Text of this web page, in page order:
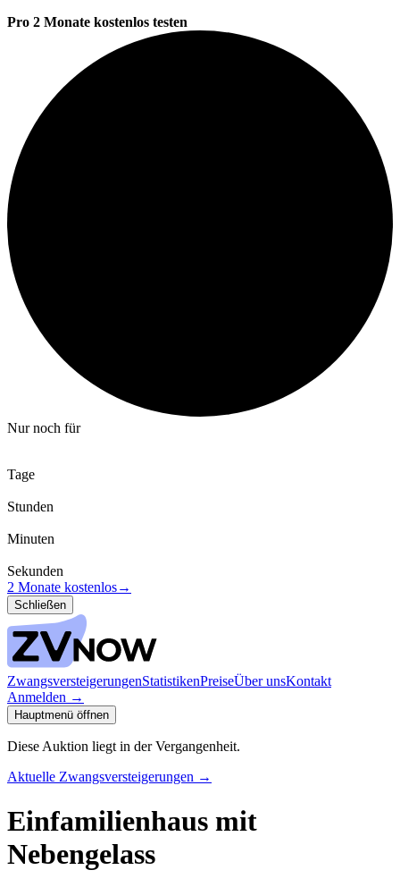
Pro 2 Monate kostenlos testen
Nur noch für
Tage
Stunden
Minuten
Sekunden
2 Monate kostenlos→
Schließen
ZwangsversteigerungenStatistikenPreiseÜber unsKontakt
Anmelden →
Hauptmenü öffnen
Diese Auktion liegt in der Vergangenheit.
Aktuelle Zwangsversteigerungen →
Einfamilienhaus mit
Nebengelass